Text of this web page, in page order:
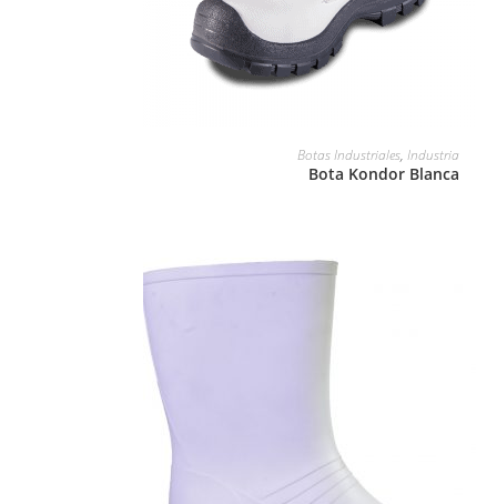
Botas Industriales,Industria
Bota Kondor Blanca